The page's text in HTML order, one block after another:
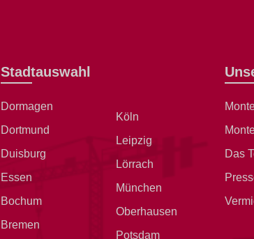
Stadtauswahl
Dormagen
Dortmund
Duisburg
Essen
Bochum
Bremen
Köln
Leipzig
Lörrach
München
Oberhausen
Potsdam
Das